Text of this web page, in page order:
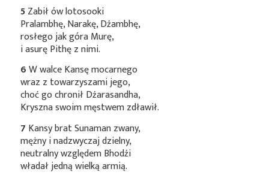
5Zabił ów lotosooki
Pralambhę, Narakę, Dźambhę,
rosłego jak góra Murę,
i asurę Pithę z nimi.
6W walce Kansę mocarnego
wraz z towarzyszami jego,
choć go chronił Dźarasandha,
Kryszna swoim męstwem zdławił.
7 Kansy brat Sunaman zwany,
mężny i nadzwyczaj dzielny,
neutralny względem Bhodźi
władał jedną wielką armią.